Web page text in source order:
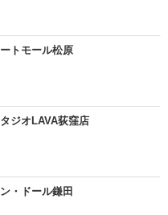
トモール松原
ジオLAVA荻窪店
・ドール鎌田